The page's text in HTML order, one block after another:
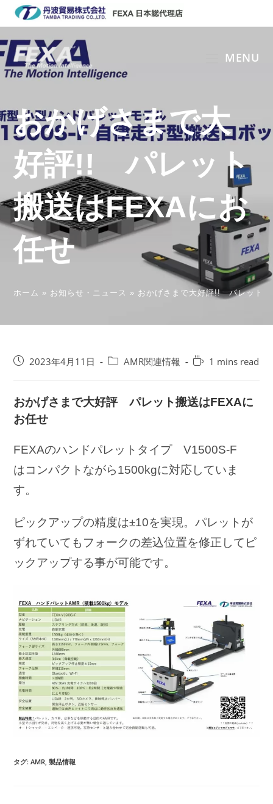
テ
ン
ツ
キ
ッ
プ
MENU
おかげさまで大
好評!! パレット
搬送はFEXAにお
任せ
ホーム » お知らせ・ニュース » おかげさまで大好評!! パレット
投
開
日:
2023年4月11日
投
テ
AMR関連情報
Reading1 mins read
おかげさまで大好評 パレット搬送はFEXAに
お任せ
FEXAのハンドパレットタイプ V1500S-F
はコンパクトながら1500kgに対応していま
す。
ピックアップの精度は±10を実現。パレットが
ずれていてもフォークの差込位置を修正してピ
ックアップする事が可能です。
タグ:AMR, 製品情報